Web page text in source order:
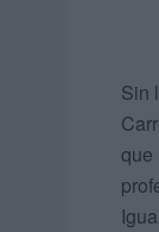
Sin
que